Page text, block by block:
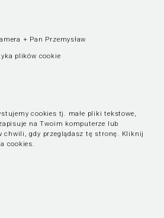
+ Pan Przemysław
plików cookie
cookies tj. małe pliki tekstowe,
na Twoim komputerze lub
chwili, gdy przeglądasz tę stronę. Kliknij
cookies.